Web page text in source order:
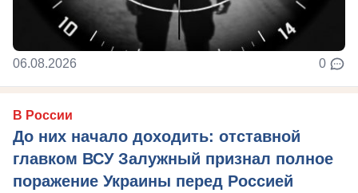
06.08.2026 0
В России
До них начало доходить: отставной
главком ВСУ Залужный признал полное
поражение Украины перед Россией